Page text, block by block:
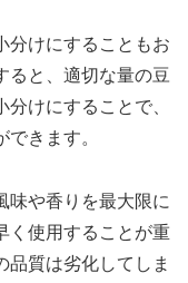
分けにすることもお
ると、適切な量の豆
けにすることで、
きます。
味や香りを最大限に
く使用することが重
品質は劣化してしま